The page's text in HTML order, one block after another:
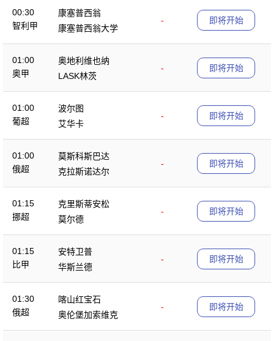
00:30
智利甲
康塞普西翁
-
康塞普西翁大学
即将开始
01:00
奥甲
奥地利维也纳
-
LASK林茨
即将开始
01:00
葡超
波尔图
-
艾华卡
即将开始
01:00
俄超
莫斯科斯巴达
-
克拉斯诺达尔
即将开始
01:15
挪超
克里斯蒂安松
-
莫尔德
即将开始
01:15
比甲
安特卫普
-
华斯兰德
即将开始
01:30
俄超
喀山红宝石
-
奥伦堡加索维克
即将开始